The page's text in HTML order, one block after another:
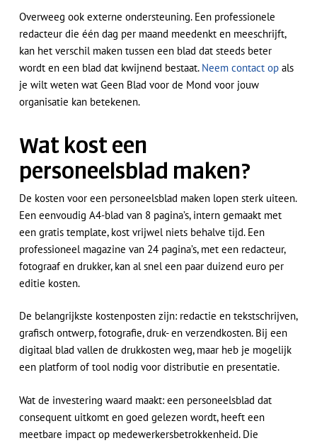
Geen producten in de
winkelwagen.
Ga Naar Winkel
Overweeg ook externe ondersteuning. Een professionele
redacteur die één dag per maand meedenkt en meeschrijft,
kan het verschil maken tussen een blad dat steeds beter
wordt en een blad dat kwijnend bestaat. Neem contact opals
je wilt weten wat Geen Blad voor de Mond voor jouw
organisatie kan betekenen.
Wat kost een
personeelsblad maken?
De kosten voor een personeelsblad maken lopen sterk uiteen.
Een eenvoudig A4-blad van 8 pagina’s, intern gemaakt met
een gratis template, kost vrijwel niets behalve tijd. Een
professioneel magazine van 24 pagina’s, met een redacteur,
fotograaf en drukker, kan al snel een paar duizend euro per
editie kosten.
De belangrijkste kostenposten zijn: redactie en tekstschrijven,
grafisch ontwerp, fotografie, druk- en verzendkosten. Bij een
digitaal blad vallen de drukkosten weg, maar heb je mogelijk
een platform of tool nodig voor distributie en presentatie.
Wat de investering waard maakt: een personeelsblad dat
consequent uitkomt en goed gelezen wordt, heeft een
meetbare impact op medewerkersbetrokkenheid. Die